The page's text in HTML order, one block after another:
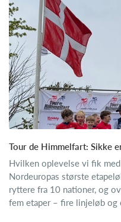
Tour de Himmelfart: Sikke
Hvilken oplevelse vi fik
Nordeuropas største
ryttere fra 10 nationer, og
fem etaper – fire linjeløb og